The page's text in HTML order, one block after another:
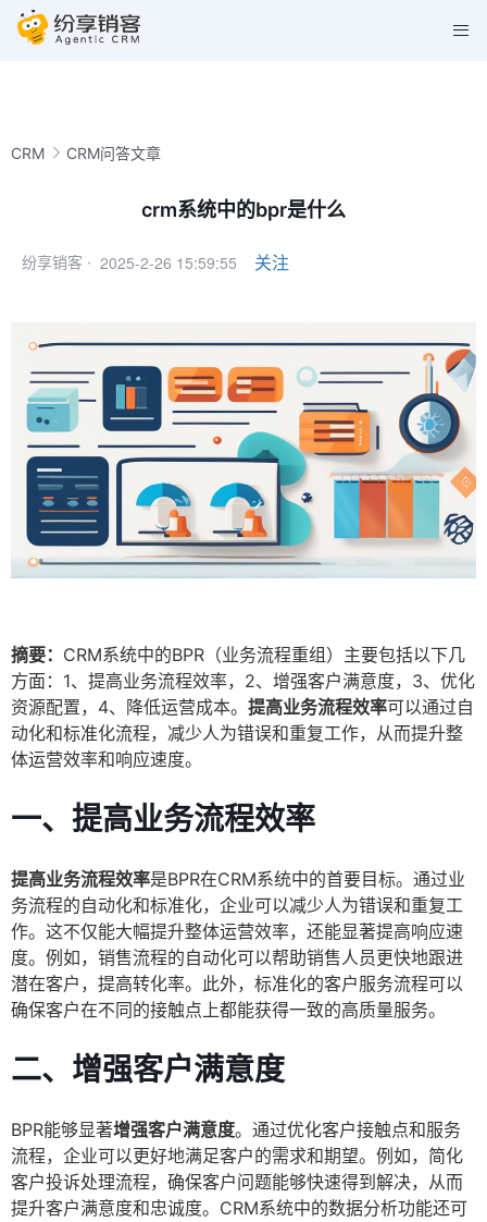
CRM CRM问答文章
crm系统中的bpr是什么
纷享销客 · 2025-2-26 15:59:55 关注
摘要： CRM系统中的BPR（业务流程重组）主要包括以下几
方面：1、提高业务流程效率，2、增强客户满意度，3、优化
资源配置，4、降低运营成本。 提高业务流程效率可以通过自
动化和标准化流程，减少人为错误和重复工作，从而提升整
体运营效率和响应速度。
一、提高业务流程效率
提高业务流程效率是BPR在CRM系统中的首要目标。通过业
务流程的自动化和标准化，企业可以减少人为错误和重复工
作。这不仅能大幅提升整体运营效率，还能显著提高响应速
度。例如，销售流程的自动化可以帮助销售人员更快地跟进
潜在客户，提高转化率。此外，标准化的客户服务流程可以
确保客户在不同的接触点上都能获得一致的高质量服务。
二、增强客户满意度
BPR能够显著增强客户满意度。通过优化客户接触点和服务
流程，企业可以更好地满足客户的需求和期望。例如，简化
客户投诉处理流程，确保客户问题能够快速得到解决，从而
提升客户满意度和忠诚度。CRM系统中的数据分析功能还可